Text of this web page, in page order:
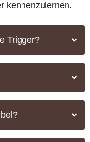
kennenzulernen.
Trigger?